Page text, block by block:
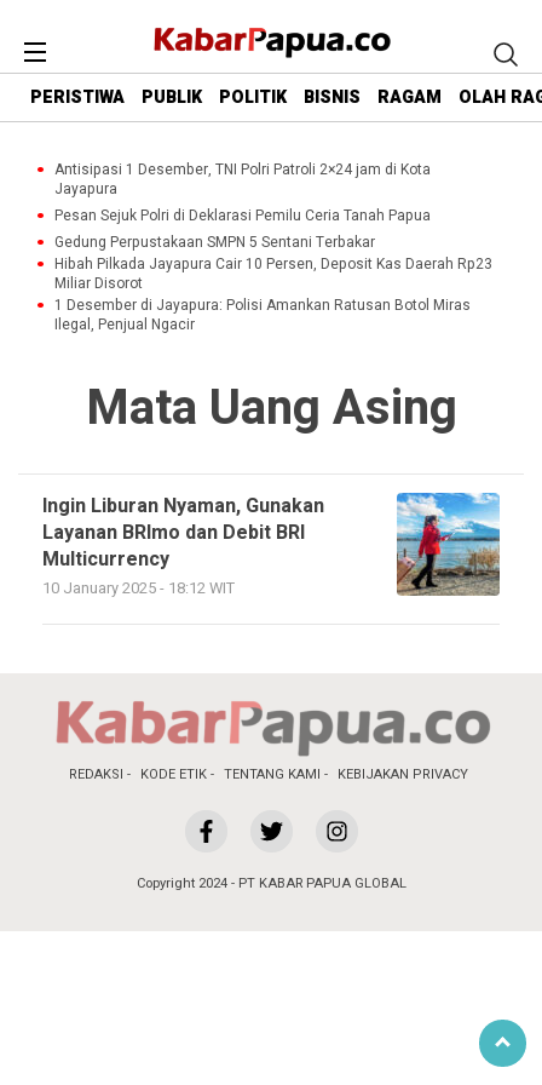
PERISTIWA PUBLIK POLITIK BISNIS RAGAM OLAH
Antisipasi 1 Desember, TNI Polri Patroli 2×24 jam di Kota
Jayapura
Pesan Sejuk Polri di Deklarasi Pemilu Ceria Tanah Papua
Gedung Perpustakaan SMPN 5 Sentani Terbakar
Hibah Pilkada Jayapura Cair 10 Persen, Deposit Kas Daerah Rp23
Miliar Disorot
1 Desember di Jayapura: Polisi Amankan Ratusan Botol Miras
Ilegal, Penjual Ngacir
Mata Uang Asing
Ingin Liburan Nyaman, Gunakan
Layanan BRImo dan Debit BRI
Multicurrency
10 January 2025 - 18:12 WIT
REDAKSI KODE ETIK TENTANG KAMI KEBIJAKAN PRIVACY
Copyright 2024 - PT KABAR PAPUA GLOBAL